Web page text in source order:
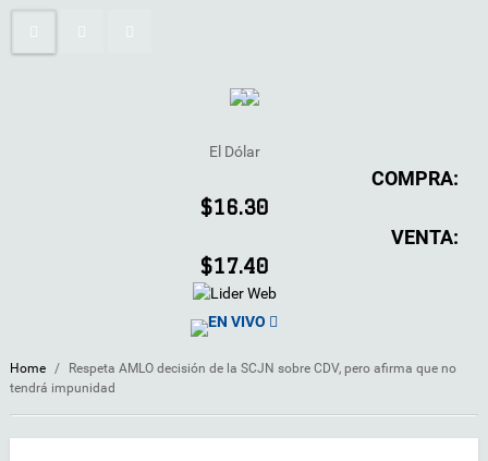
El Dólar
COMPRA:
$16.30
VENTA:
$17.40
EN VIVO
Home /
Respeta AMLO decisión de la SCJN sobre CDV, pero afirma que no
tendrá impunidad